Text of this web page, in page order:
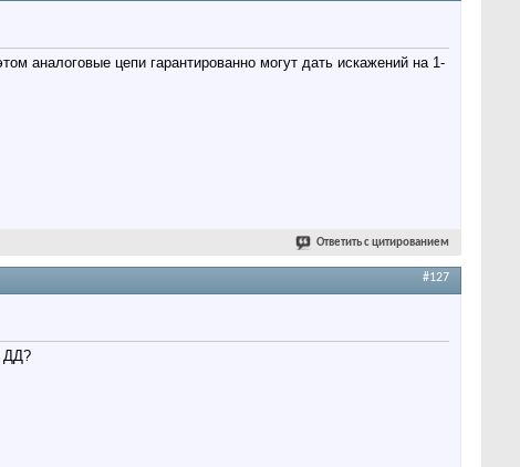
аналоговые цепи гарантированно могут дать искажений на 1-
Ответить с цитированием
#127
ДД?